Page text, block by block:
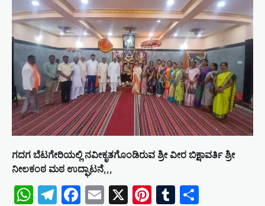
i
g
a
t
i
o
n
ಗದಗ ಬೆಟಗೇರಿಯಲ್ಲಿ ನವೀಕೃತಗೊಂಡಿರುವ ಶ್ರೀ ವೀರ ಬಿಕ್ಷಾವರ್ತಿ ಶ್ರೀ
ನೀಲಕಂಠ ಮಠ ಉದ್ಘಾಟನೆ,,,
WhatsApp
Telegram
Facebook
Email
X Pinterest
Tumblr